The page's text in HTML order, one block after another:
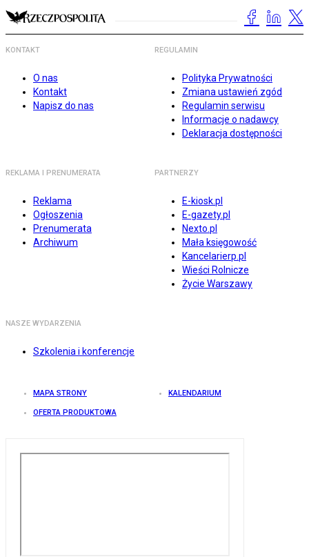
KONTAKT
O nas
Kontakt
Napisz do nas
REGULAMIN
Polityka Prywatności
Zmiana ustawień zgód
Regulamin serwisu
Informacje o nadawcy
Deklaracja dostępności
REKLAMA I PRENUMERATA
Reklama
Ogłoszenia
Prenumerata
Archiwum
PARTNERZY
E-kiosk.pl
E-gazety.pl
Nexto.pl
Mała księgowość
Kancelarierp.pl
Wieści Rolnicze
Życie Warszawy
NASZE WYDARZENIA
Szkolenia i konferencje
MAPA STRONY KALENDARIUM
OFERTA PRODUKTOWA